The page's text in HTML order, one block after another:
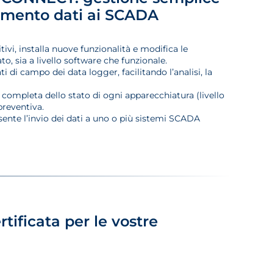
dati ai SCADA
installa nuove funzionalità e modifica le
sia a livello software che funzionale.
di campo dei data logger, facilitando l’analisi, la
completa dello stato di ogni apparecchiatura (livello
l’invio dei dati a uno o più sistemi SCADA
per le vostre